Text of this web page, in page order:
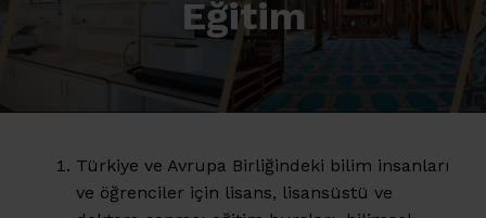
Eğitim
Türkiye ve Avrupa Birliğindeki bilim insanları
ve öğrenciler için lisans, lisansüstü ve